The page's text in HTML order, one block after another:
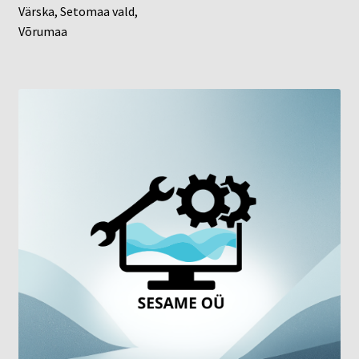
Värska, Setomaa vald,
Võrumaa